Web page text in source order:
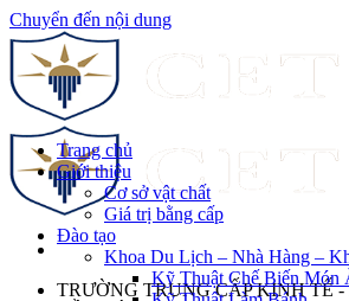
Chuyển đến nội dung
TRƯỜNG TRUNG CẤP KINH TẾ
Trang chủ
Giới thiệu
Cơ sở vật chất
Giá trị bằng cấp
Đào tạo
Khoa Du Lịch – Nhà Hàng –
Kỹ Thuật Chế Biến Món